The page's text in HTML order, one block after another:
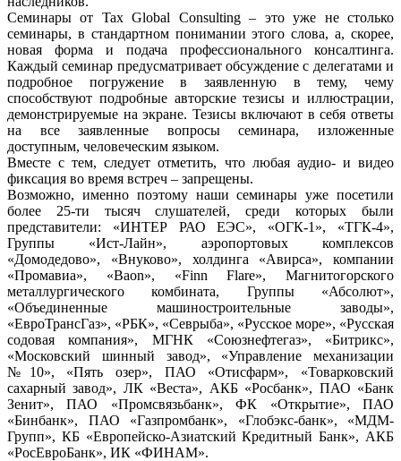
Семинары от Tax Global Consulting – это уже не столько
семинары, в стандартном понимании этого слова, а, скорее,
новая форма и подача профессионального консалтинга.
Каждый семинар предусматривает обсуждение с делегатами и
подробное погружение в заявленную в тему, чему
способствуют подробные авторские тезисы и иллюстрации,
демонстрируемые на экране. Тезисы включают в себя ответы
на все заявленные вопросы семинара, изложенные
доступным, человеческим языком.
Вместе с тем, следует отметить, что любая аудио- и видео
фиксация во время встреч – запрещены.
Возможно, именно поэтому наши семинары уже посетили
более 25-ти тысяч слушателей, среди которых были
представители: «ИНТЕР РАО ЕЭС», «ОГК-1», «ТГК-4»,
Группы «Ист-Лайн», аэропортовых комплексов
«Домодедово», «Внуково», холдинга «Авирса», компании
«Промавиа», «Baon», «Finn Flare», Магнитогорского
металлургического комбината, Группы «Абсолют»,
«Объединенные машиностроительные заводы»,
«ЕвроТрансГаз», «РБК», «Севрыба», «Русское море», «Русская
содовая компания», МГНК «Союзнефтегаз», «Битрикс»,
«Московский шинный завод», «Управление механизации
№10», «Пять озер», ПАО «Отисфарм», «Товарковский
сахарный завод», ЛК «Веста», АКБ «Росбанк», ПАО «Банк
Зенит», ПАО «Промсвязьбанк», ФК «Открытие», ПАО
«Бинбанк», ПАО «Газпромбанк», «Глобэкс-банк», «МДМ-
Групп», КБ «Европейско-Азиатский Кредитный Банк», АКБ
«РосЕвроБанк», ИК «ФИНАМ».